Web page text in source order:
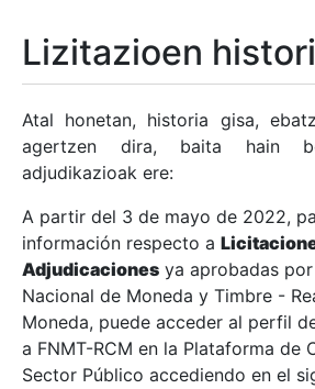
Erakutsi/Ezkutatu
Erakutsi/Ezkutatu
Erakutsi/Ezkutatu
Erakutsi/Ezkutatu
Lizitazioen
Atal honetan, historia gisa,
agertzen dira, baita hain
adjudikazioak ere:
A partir del 3 de mayo de 2022,
información respecto a
Adjudicaciones ya aprobadas
Nacional de Moneda y Timbre -
Moneda, puede acceder al perfil
a FNMT-RCM en la Plataforma de
Sector Público accediendo en el